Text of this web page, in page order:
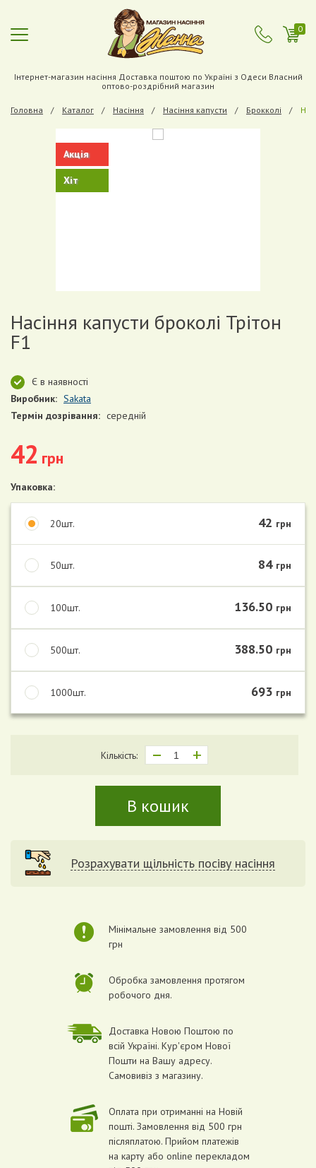
0
Інтернет-магазин насіння Доставка поштою по Україні з Одеси Власний
оптово-роздрібний магазин
Головна Каталог Насіння Насіння капусти Брокколі
Акція
Хіт
Насіння капусти броколі Трітон
F1
Є в наявності
Виробник: Sakata
Термін дозрівання: середній
42 грн
Упаковка:
20шт. 42 грн
50шт. 84 грн
100шт. 136.50 грн
500шт. 388.50 грн
1000шт. 693 грн
Кількість:
В кошик
Розрахувати щільність посіву насіння
Мінімальне замовлення від 500
грн
Обробка замовлення протягом
робочого дня.
Доставка Новою Поштою по
всій Україні. Кур'єром Нової
Пошти на Вашу адресу.
Самовивіз з магазину.
Оплата при отриманні на Новій
пошті. Замовлення від 500 грн
післяплатою. Прийом платежів
на карту або online перекладом